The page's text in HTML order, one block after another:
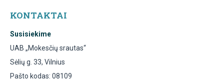
KONTAKTAI
Susisiekime
UAB „Mokesčių srautas“
Sėlių g. 33, Vilnius
Pašto kodas: 08109